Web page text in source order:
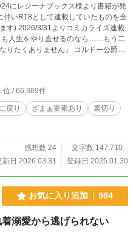
にレジーナブックス様より書籍が発
伴いR18として連載していたものを全
す) 2026/3/31よりコミカライズ連載
りません」 コルドー公爵夫
ガーは、大恋愛の末に結ばれた相思
かしナターシャという子爵令嬢が現
女を愛人として迎え、フローラの方
てしまう。 愛を失った人生を悲観し
ャに毒を飲ませようとするが、逆に
落とすことに。 だが死んだはずのフ
こは実家の侯爵家。 どうやらエドガ
ローラは、一度目の人生の失敗を生
ようとする。 ※完結したので
位 / 66,369件
戻り ざまぁ要素あり
裏切り
感想数 24
文字数 147,710
新日 2026.03.31
登録日 2025.01.30
お気に入り追加 984
溺愛から逃げられない